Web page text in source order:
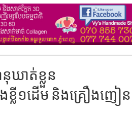
នុឃាត់ខ្លួន
ខ្លី១ដើម និងគ្រឿងញៀន